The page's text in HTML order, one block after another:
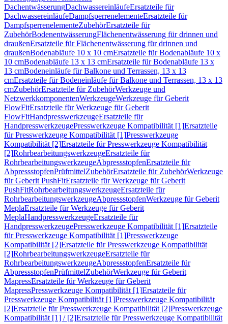
DachentwässerungDachwassereinläufeErsatzteile für
DachwassereinläufeDampfsperrenelementeErsatzteile für
DampfsperrenelementeZubehörErsatzteile für
ZubehörBodenentwässerungFlächenentwässerung für drinnen und
draußenErsatzteile für Flächenentwässerung für drinnen und
draußenBodenabläufe 10 x 10 cmErsatzteile für Bodenabläufe 10 x
10 cmBodenabläufe 13 x 13 cmErsatzteile für Bodenabläufe 13 x
13 cmBodeneinläufe für Balkone und Terrassen, 13 x 13
cmErsatzteile für Bodeneinläufe für Balkone und Terrassen, 13 x 13
cmZubehörErsatzteile für ZubehörWerkzeuge und
NetzwerkkomponentenWerkzeugeWerkzeuge für Geberit
FlowFitErsatzteile für Werkzeuge für Geberit
FlowFitHandpresswerkzeugeErsatzteile für
HandpresswerkzeugePresswerkzeuge Kompatibilität [1]Ersatzteile
für Presswerkzeuge Kompatibilität [1]Presswerkzeuge
Kompatibilität [2]Ersatzteile für Presswerkzeuge Kompatibilität
[2]RohrbearbeitungswerkzeugeErsatzteile für
RohrbearbeitungswerkzeugeAbpressstopfenErsatzteile für
AbpressstopfenPrüfmittelZubehörErsatzteile für ZubehörWerkzeuge
für Geberit PushFitErsatzteile für Werkzeuge für Geberit
PushFitRohrbearbeitungswerkzeugeErsatzteile für
RohrbearbeitungswerkzeugeAbpressstopfenWerkzeuge für Geberit
MeplaErsatzteile für Werkzeuge für Geberit
MeplaHandpresswerkzeugeErsatzteile für
HandpresswerkzeugePresswerkzeuge Kompatibilität [1]Ersatzteile
für Presswerkzeuge Kompatibilität [1]Presswerkzeuge
Kompatibilität [2]Ersatzteile für Presswerkzeuge Kompatibilität
[2]RohrbearbeitungswerkzeugeErsatzteile für
RohrbearbeitungswerkzeugeAbpressstopfenErsatzteile für
AbpressstopfenPrüfmittelZubehörWerkzeuge für Geberit
MapressErsatzteile für Werkzeuge für Geberit
MapressPresswerkzeuge Kompatibilität [1]Ersatzteile für
Presswerkzeuge Kompatibilität [1]Presswerkzeuge Kompatibilität
[2]Ersatzteile für Presswerkzeuge Kompatibilität [2]Presswerkzeuge
Kompatibilität [1] / [2]Ersatzteile für Presswerkzeuge Kompatibilität